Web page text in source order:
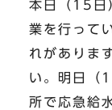
本日（15日
業を行って
れがありま
い。明日（
所で応急給